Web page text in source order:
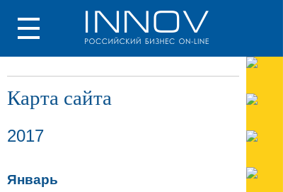
Карта сайта
2017
Январь